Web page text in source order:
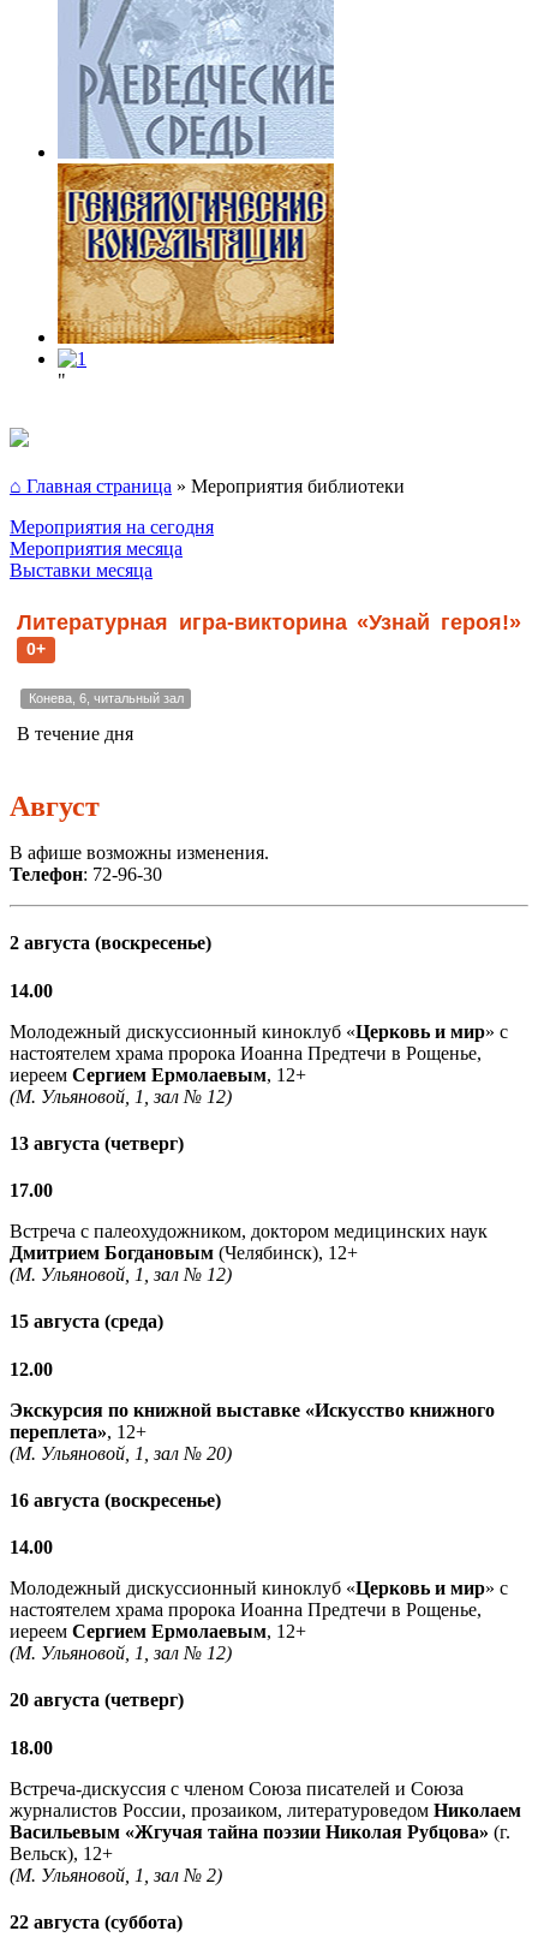
"
⌂ Главная страница » Мероприятия библиотеки
Мероприятия на сегодня
Мероприятия месяца
Выставки месяца
Литературная игра-викторина «Узнай героя!»
0+
Конева, 6, читальный зал
В течение дня
Август
В афише возможны изменения.
Телефон: 72-96-30
2 августа (воскресенье)
14.00
Молодежный дискуссионный киноклуб «Церковь и мир» с
настоятелем храма пророка Иоанна Предтечи в Рощенье,
иереем Сергием Ермолаевым, 12+
(М. Ульяновой, 1, зал № 12)
13 августа (четверг)
17.00
Встреча с палеохудожником, доктором медицинских наук
Дмитрием Богдановым (Челябинск), 12+
(М. Ульяновой, 1, зал № 12)
15 августа (среда)
12.00
Экскурсия по книжной выставке «Искусство книжного
переплета», 12+
(М. Ульяновой, 1, зал № 20)
16 августа (воскресенье)
14.00
Молодежный дискуссионный киноклуб «Церковь и мир» с
настоятелем храма пророка Иоанна Предтечи в Рощенье,
иереем Сергием Ермолаевым, 12+
(М. Ульяновой, 1, зал № 12)
20 августа (четверг)
18.00
Встреча-дискуссия с членом Союза писателей и Союза
журналистов России, прозаиком, литературоведом Николаем
Васильевым «Жгучая тайна поэзии Николая Рубцова» (г.
Вельск), 12+
(М. Ульяновой, 1, зал № 2)
22 августа (суббота)